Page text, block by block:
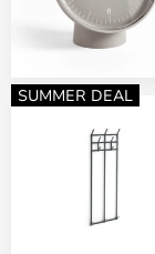
SUMMER DEAL